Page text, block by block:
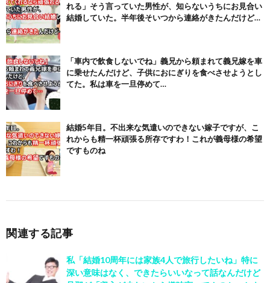
れる」そう言っていた男性が、知らないうちにお見合い
結婚していた。半年後そいつから連絡がきたんだけど…
「車内で飲食しないでね」義兄から頼まれて義兄嫁を車
に乗せたんだけど、子供におにぎりを食べさせようとし
てた。私は車を一旦停めて…
結婚5年目。不出来な気遣いのできない嫁子ですが、こ
れからも精一杯頑張る所存ですわ！これが義母様の希望
ですものね
関連する記事
私「結婚10周年には家族4人で旅行したいね」特に
深い意味はなく、できたらいいなって話なんだけど